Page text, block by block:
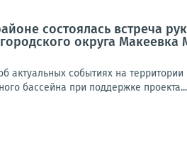
состоялась встреча
округа
событиях на
бассейна при поддержке проекта...